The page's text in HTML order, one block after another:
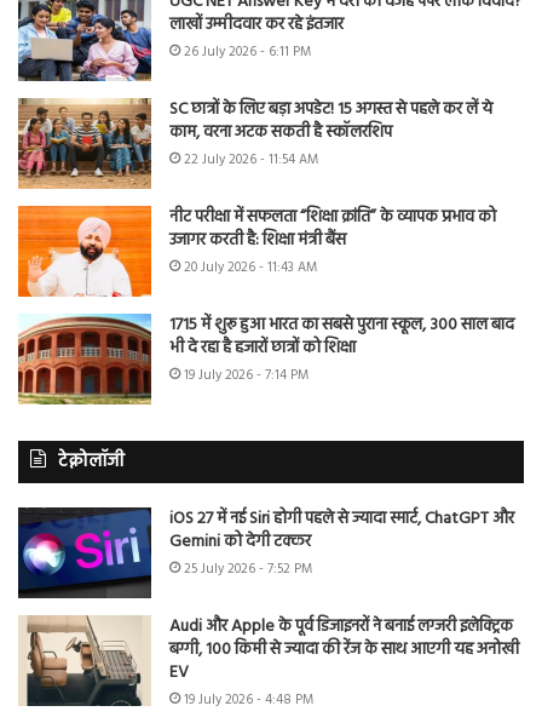
लाखों उम्मीदवार कर रहे इंतजार
26 July 2026 - 6:11 PM
SC छात्रों के लिए बड़ा अपडेट! 15 अगस्त से पहले कर लें ये
काम, वरना अटक सकती है स्कॉलरशिप
22 July 2026 - 11:54 AM
नीट परीक्षा में सफलता “शिक्षा क्रांति” के व्यापक प्रभाव को
उजागर करती है: शिक्षा मंत्री बैंस
20 July 2026 - 11:43 AM
1715 में शुरू हुआ भारत का सबसे पुराना स्कूल, 300 साल बाद
भी दे रहा है हजारों छात्रों को शिक्षा
19 July 2026 - 7:14 PM
टेक्नोलॉजी
iOS 27 में नई Siri होगी पहले से ज्यादा स्मार्ट, ChatGPT और
Gemini को देगी टक्कर
25 July 2026 - 7:52 PM
Audi और Apple के पूर्व डिजाइनरों ने बनाई लग्जरी इलेक्ट्रिक
बग्गी, 100 किमी से ज्यादा की रेंज के साथ आएगी यह अनोखी
EV
19 July 2026 - 4:48 PM